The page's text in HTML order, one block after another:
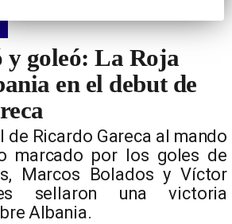
y goleó: La Roja
en el debut de
de Ricardo Gareca al mando
marcado por los goles de
Marcos Bolados y Víctor
sellaron una victoria
Albania.